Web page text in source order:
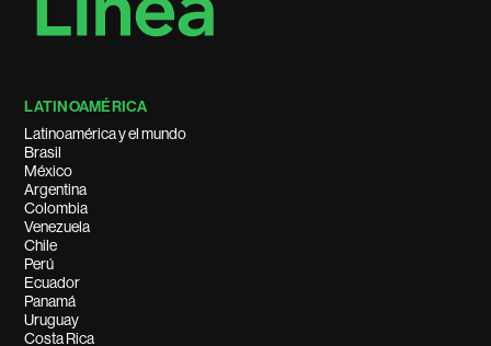
LATINOAMÉRICA
Latinoamérica y el mundo
Brasil
México
Argentina
Colombia
Venezuela
Chile
Perú
Ecuador
Panamá
Uruguay
Costa Rica